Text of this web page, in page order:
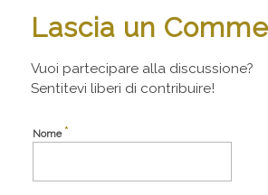
Lascia un
Vuoi partecipare alla discussione?
Sentitevi liberi di contribuire!
Nome*